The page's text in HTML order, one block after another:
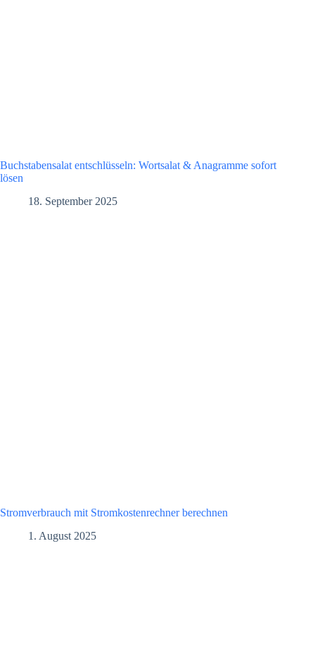
Buchstabensalat entschlüsseln: Wortsalat & Anagramme sofort
lösen
18. September 2025
Stromverbrauch mit Stromkostenrechner berechnen
1. August 2025